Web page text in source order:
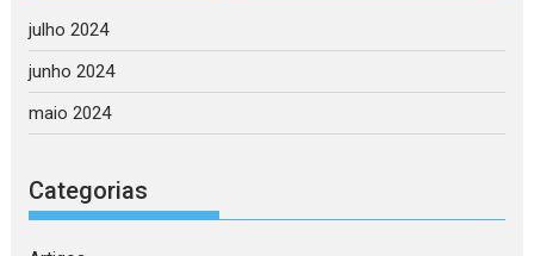
julho 2024
junho 2024
maio 2024
Categorias